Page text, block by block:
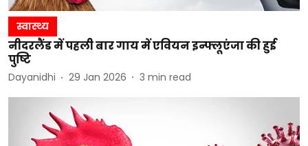
स्वास्थ्य
नीदरलैंड में पहली बार गाय में एवियन इन्फ्लूएंजा की हुई
पुष्टि
Dayanidhi 29 Jan 2026 3 min read